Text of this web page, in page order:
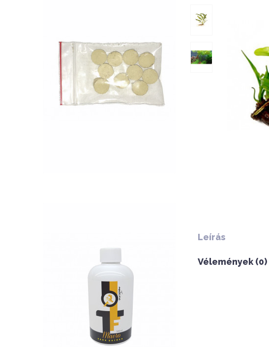
Nettó ár: 276 Ft
Aquaplant tápanyag
tabletta 10db
Nettó ár: 3,134 Ft
AquaLine TF Macro 500ml
KOSÁRBA
Leírás
Vélemények (0)